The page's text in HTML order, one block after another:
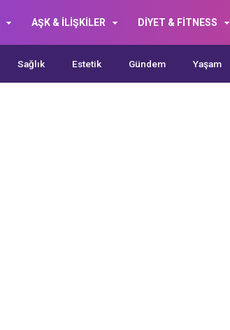
AŞK & İLİŞKİLER DİYET & FİTNESS
Sağlık Estetik Gündem Yaşam